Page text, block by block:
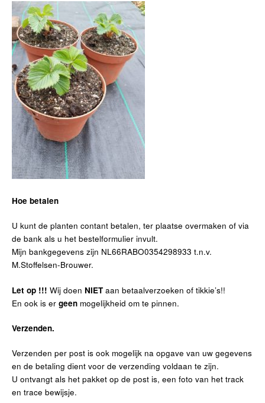
Hoe betalen
U kunt de planten contant betalen, ter plaatse overmaken of via
de bank als u het bestelformulier invult.
Mijn bankgegevens zijn NL66RABO0354298933 t.n.v.
M.Stoffelsen-Brouwer.
Let op !!! Wij doen NIETaan betaalverzoeken of tikkie’s!!
En ook is ergeen mogelijkheid om te pinnen.
Verzenden.
​Verzenden per post is ook mogelijk na opgave van uw gegevens
en de betaling dient voor de verzending voldaan te zijn.
U ontvangt als het pakket op de post is, een foto van het track
en trace bewijsje.